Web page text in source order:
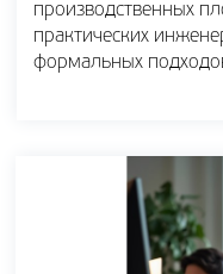
производственных
практических
формальных